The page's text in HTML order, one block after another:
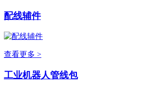
配线辅件
查看更多 >
工业机器人管线包